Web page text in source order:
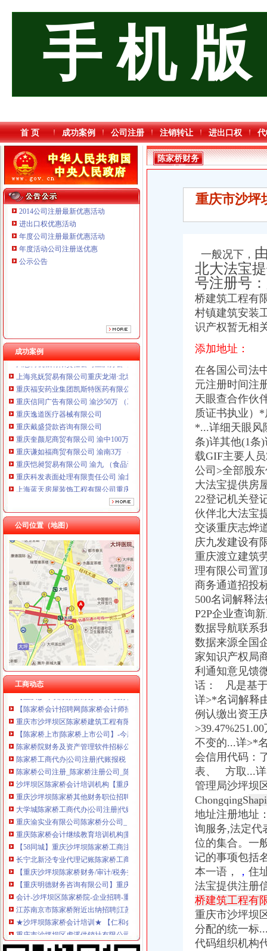
手 机 版
首 页 成功案例 公司注册 注销转让 进出口权
2014公司注册最新优惠活动
进出口权优惠活动
年度公司注册最新优惠活动
年度活动公司注册送优惠
公示公告
成功案例
重庆信同广告有限公司 渝沙50万 （工商注册）
重庆逸道医疗器械有限公司
上海蓝天房屋装饰工程有限公司重庆分公司 渝北 （工商注册）
川思博机械有限责任公司重庆分公司 渝江 （工商注册）
上海兆妩贸易有限公司重庆龙湖·北城天街分公司 （工商注册）
重庆福安药业集团凯斯特医药有限公司 渝新100万 （进出口权）
重庆信同广告有限公司 渝沙50万 （工商注册）
重庆逸道医疗器械有限公司
重庆戴盛贷款咨询有限公司
重庆奎颜尼商贸有限公司 渝中100万 （工商注册）
重庆谦如福商贸有限公司 渝南3万 （公司转让）
重庆恺昶贸易有限公司 渝九 （食品许可证）
重庆科发表面处理有限责任公司 渝北800万 （进出口权）
上海蓝天房屋装饰工程有限公司重庆分公司 渝北 （工商注册）
川思博机械有限责任公司重庆分公司 渝江 （工商注册）
上海兆妩贸易有限公司重庆龙湖·北城天街分公司 （工商注册）
重庆福安药业集团凯斯特医药有限公司 渝新100万 （进出口权）
公司位置（地图）
工商动态
陈家桥财务公司
邵市北塔区陈家桥乡万桥村干部自贩卖粮田-问政湖南-红网
柳州浙商遭遇冤案-浙商杂志-搜狐博客
【招聘财务审核/主管】_重庆三中英才教育科技有限公司
广西2亿元大骗贷案一审宣判柳州立宇集团原高管获刑-搜狐滚动
柳州曾勇案为什么是个嫁祸于人的冤案？-陈有西学术网
有限公司陈家桥分公司_【信用信息_诉讼信息_财务信息_注册信息_
【重庆陈家桥其他财税疑难代理代办公司】-重庆赶集网
【重庆沙坪坝陈家桥财务/审计/税务招聘网|2017年重庆沙坪坝陈家桥财
【陈家桥会计招聘网|陈家桥会计师招聘信息】-重庆58同城
重庆市沙坪坝区陈家桥建筑工程有限公司_【电话地址_招聘信息_注册
【陈家桥上市|陈家桥上市公司】-今题陈家桥上市公司网
陈家桥院财务及资产管理软件招标公告-中国采招网
陈家桥工商代办|公司注册|代账报税【今日推荐网-重庆工商/税务/财务】
陈家桥公司注册_陈家桥注册公司_陈家桥代办注册公司_陈家桥代理公
沙坪坝区陈家桥会计培训机构【重庆璧山会计培训学校吧】_百度贴吧
重庆沙坪坝陈家桥其他财务职位招聘网_重庆沙坪坝陈家桥其他财务职
大学城陈家桥工商代办|公司注册|代账报税【今日-重庆工商/税务/财务】
重庆渝实业有限公司陈家桥分公司_【信用信息_诉讼信息_财务信息_
重庆陈家桥会计继续教育培训机构|重庆陈家桥附近会计年检培训班_重
【58同城】重庆沙坪坝陈家桥工商注册_公司注册代理_代办注册公司价
长宁北新泾专业代理记账陈家桥工商注册申请一般纳税人-上海58同城
【重庆沙坪坝陈家桥财务/审计/税务招聘网|2018年重庆沙坪坝陈家桥财
【重庆明德财务咨询有限公司】重庆明德财务咨询有限公司电话,重庆
会计-沙坪坝区陈家桥院-企业招聘-重庆卫生人才网——重庆市
江苏南京市陈家桥附近出纳招聘|江苏南京市陈家桥附近出纳职位信息汇
★沙坪坝陈家桥会计培训★ 【仁和会计】_南坪会计培训学校_新浪博
重庆市沙坪坝区虎溪供销社有限公司陈家桥副食品门市_【电话地址_招
【重庆财务/审计/税务简历_新应聘重庆财务/审计/税务求职简历_重庆
中国人民财产保险股份有限公司重庆市沙坪坝支公司陈家桥营销服务部
陈家桥财务
公司
重庆市沙坪
一般况下，
北大法宝
号注册号：
桥建筑工程有
村镇建筑安装
识产权暂无相
添加地址：
在各国公司法
元注册时间注
天眼查合作伙
质证书执业）
*...详细天眼
条)详其他(1条
载GIF主要人
公司>全部股
大法宝提供房
22登记机关登
伙伴北大法宝
交谈重庆志烨
庆九发建设有
重庆渡立建筑
理有限公司置
商务通道招投
500名词解释
P2P企业查询
数据导航联系
数据来源全国
家知识产权局
利通知意见馈
话： 凡是基于
详>*名词解释
例认缴出资王
不变的...详>*
会信用代码：
表、 方取...详
管理局沙坪坝
ChongqingS
地址注册地址
询服务,法定代
位的集合。一
记的事项包括
本一语，
， 住
法宝提供注册
桥建筑工程有
重庆市沙坪坝
分配的统一标
代码组织机构